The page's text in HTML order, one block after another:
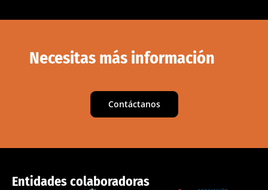
Necesitas más información
Contáctanos
Entidades colaboradoras